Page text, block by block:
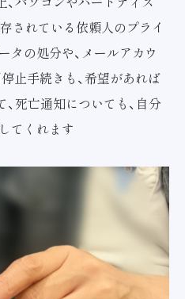
されている依頼人のプライ
タの処分や、メールアカウ
止手続きも、希望があれば
死亡通知についても、自分
てくれます